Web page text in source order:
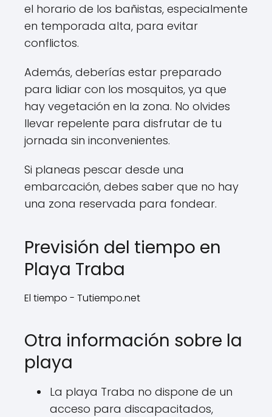
el horario de los bañistas, especialmente
en temporada alta, para evitar
conflictos.
Además, deberías estar preparado
para lidiar con los mosquitos, ya que
hay vegetación en la zona. No olvides
llevar repelente para disfrutar de tu
jornada sin inconvenientes.
Si planeas pescar desde una
embarcación, debes saber que no hay
una zona reservada para fondear.
Previsión del tiempo en
Playa Traba
El tiempo - Tutiempo.net
Otra información sobre la
playa
La playa Traba no dispone de un
acceso para discapacitados,